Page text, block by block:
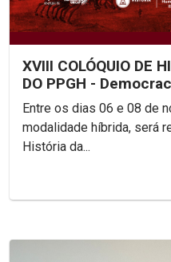
XVIII COLÓQUIO DE
DO PPGH -
Revoluções:
Entre os dias 06 e 08 de
modalidade híbrida, será
História da...